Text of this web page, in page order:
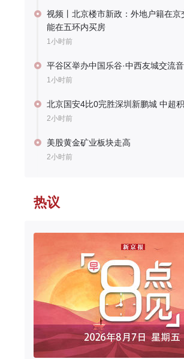
视频丨北京楼市新政：外地户籍在京
能在五环内买房
1小时前
平谷区举办中国乐谷·中西友城交流
1小时前
北京国安4比0完胜深圳新鹏城 中超
2小时前
美股黄金矿业板块走高
2小时前
热议